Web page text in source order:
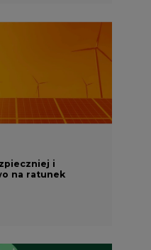
gaz do OZE.